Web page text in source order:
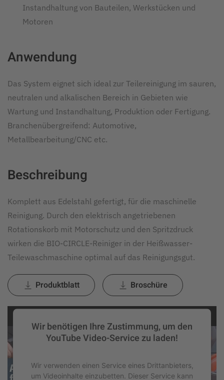
Instandhaltung von Bauteilen, Werkstücken und
Motoren
Anwendung
Das System eignet sich ideal zur Teilereinigung im sauren,
neutralen und alkalischen Bereich in Gebieten wie
Wartung und Instandhaltung, Produktion oder Fertigung.
Branchenübergreifend: Automotive,
Metallbearbeitung/CNC etc.
Beschreibung
Komplett aus Edelstahl gefertigt, für die maschinelle
Reinigung. Durch den elektrisch angetriebenen
Rotationskorb mit Motorschutz und den Spritzdruck
wirken die BIO-CIRCLE-Reiniger in der Heißwasser-
Teilewaschmaschine optimal auf das Reinigungsgut.
Produktblatt Broschüre
Wir benötigen Ihre Zustimmung, um den
YouTube Video-Service zu laden!
Wir verwenden einen Service eines Drittanbieters,
um Videoinhalte einzubetten. Dieser Service kann